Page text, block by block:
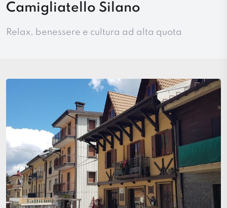
Camigliatello Silano
Relax, benessere e cultura ad alta quota